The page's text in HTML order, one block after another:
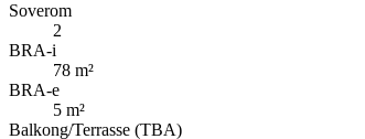
Soverom
2
BRA-i
78 m²
BRA-e
5 m²
Balkong/Terrasse (TBA)